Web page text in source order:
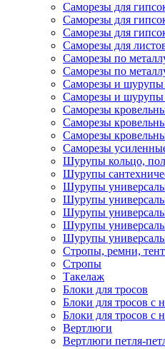
Саморезы для
Саморезы для
Саморезы для
Саморезы для
Саморезы по
Саморезы по
Саморезы и шурупы
Саморезы и шурупы
Саморезы
Саморезы
Саморезы
Саморезы
Шурупы кольцо,
Шурупы
Шурупы
Шурупы
Шурупы
Шурупы
Шурупы
Стропы, ремни,
Стропы
Такелаж
Блоки для тросов
Блоки для тросов
Блоки для тросов с
Вертлюги
Вертлюги петля-